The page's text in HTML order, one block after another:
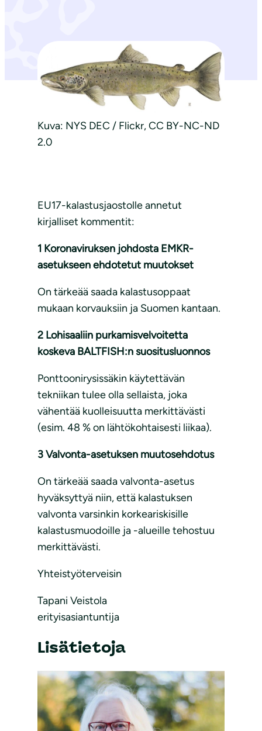
Kuva: NYS DEC / Flickr, CC BY-NC-ND
2.0
EU17-kalastusjaostolle annetut
kirjalliset kommentit:
1 Koronaviruksen johdosta EMKR-
asetukseen ehdotetut muutokset
On tärkeää saada kalastusoppaat
mukaan korvauksiin ja Suomen kantaan.
2 Lohisaaliin purkamisvelvoitetta
koskeva BALTFISH:n suositusluonnos
Ponttoonirysissäkin käytettävän
tekniikan tulee olla sellaista, joka
vähentää kuolleisuutta merkittävästi
(esim. 48 % on lähtökohtaisesti liikaa).
3 Valvonta-asetuksen muutosehdotus
On tärkeää saada valvonta-asetus
hyväksyttyä niin, että kalastuksen
valvonta varsinkin korkeariskisille
kalastusmuodoille ja -alueille tehostuu
merkittävästi.
Yhteistyöterveisin
Tapani Veistola
erityisasiantuntija
Lisätietoja